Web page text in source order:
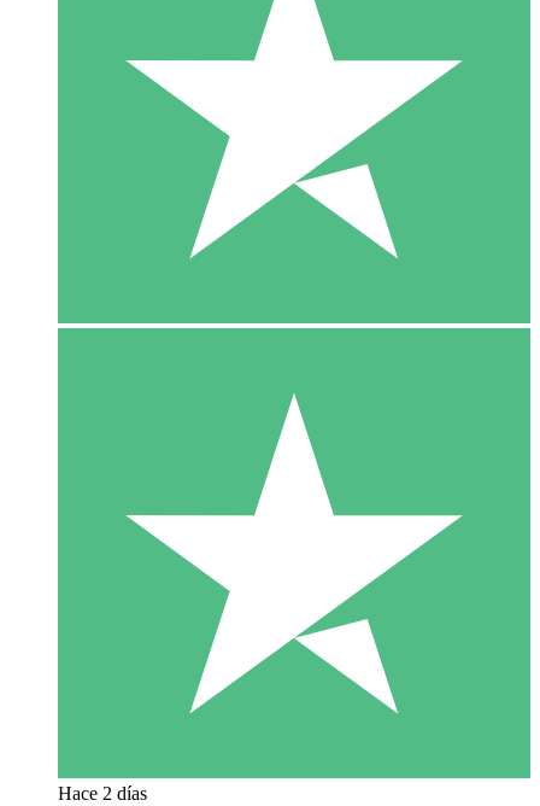
Hace 2 días